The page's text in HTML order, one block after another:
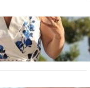
la Lisabona: O
pentru familia